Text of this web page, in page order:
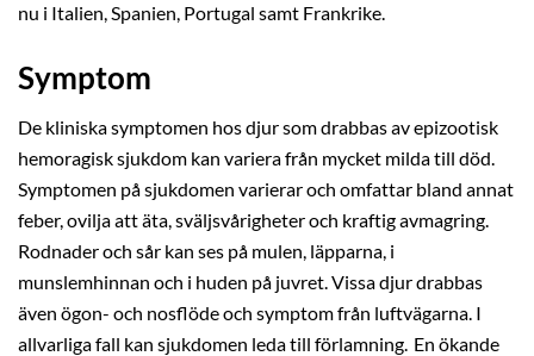
nu i Italien, Spanien, Portugal samt Frankrike.
Symptom
De kliniska symptomen hos djur som drabbas av epizootisk
hemoragisk sjukdom kan variera från mycket milda till död.
Symptomen på sjukdomen varierar och omfattar bland annat
feber, ovilja att äta, sväljsvårigheter och kraftig avmagring.
Rodnader och sår kan ses på mulen, läpparna, i
munslemhinnan och i huden på juvret. Vissa djur drabbas
även ögon- och nosflöde och symptom från luftvägarna. I
allvarliga fall kan sjukdomen leda till förlamning. En ökande